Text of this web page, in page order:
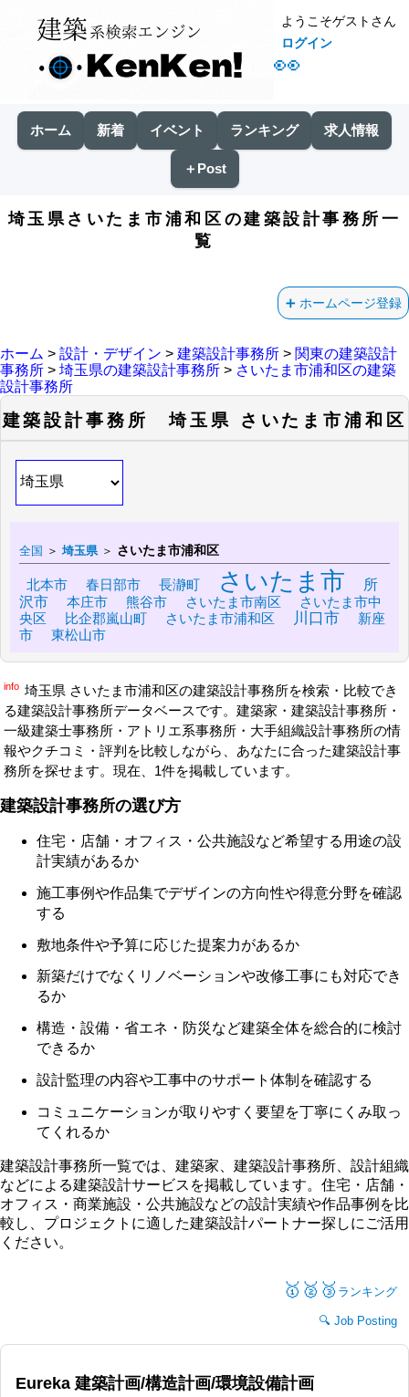
👀
ようこそゲストさん
ログイン
ホーム 新着 イベント ランキング 求人情報
＋Post
埼玉県さいたま市浦和区の建築設計事務所一
覧
ホームページ登録
ホーム > 設計・デザイン > 建築設計事務所 > 関東の建築設計
事務所 > 埼玉県の建築設計事務所 > さいたま市浦和区の建築
設計事務所
建築設計事務所 埼玉県 さいたま市浦和区
全国 ＞ 埼玉県＞ さいたま市浦和区
北本市 春日部市 長瀞町 さいたま市
所
沢市
本庄市 熊谷市 さいたま市南区
さいたま市中
央区
比企郡嵐山町 さいたま市浦和区 川口市
新座
市
東松山市
info 埼玉県 さいたま市浦和区の建築設計事務所を検索・比較でき
る建築設計事務所データベースです。建築家・建築設計事務所・
一級建築士事務所・アトリエ系事務所・大手組織設計事務所の情
報やクチコミ・評判を比較しながら、あなたに合った建築設計事
務所を探せます。現在、1件を掲載しています。
建築設計事務所の選び方
住宅・店舗・オフィス・公共施設など希望する用途の設
計実績があるか
施工事例や作品集でデザインの方向性や得意分野を確認
する
敷地条件や予算に応じた提案力があるか
新築だけでなくリノベーションや改修工事にも対応でき
るか
構造・設備・省エネ・防災など建築全体を総合的に検討
できるか
設計監理の内容や工事中のサポート体制を確認する
コミュニケーションが取りやすく要望を丁寧にくみ取っ
てくれるか
建築設計事務所一覧では、建築家、建築設計事務所、設計組織
などによる建築設計サービスを掲載しています。住宅・店舗・
オフィス・商業施設・公共施設などの設計実績や作品事例を比
較し、プロジェクトに適した建築設計パートナー探しにご活用
ください。
🥇🥈🥉 ランキング
Job Posting
Eureka 建築計画/構造計画/環境設備計画